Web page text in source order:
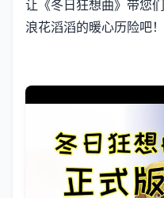
让《冬日狂想曲》带您
浪花滔滔​​的暖心历险吧！